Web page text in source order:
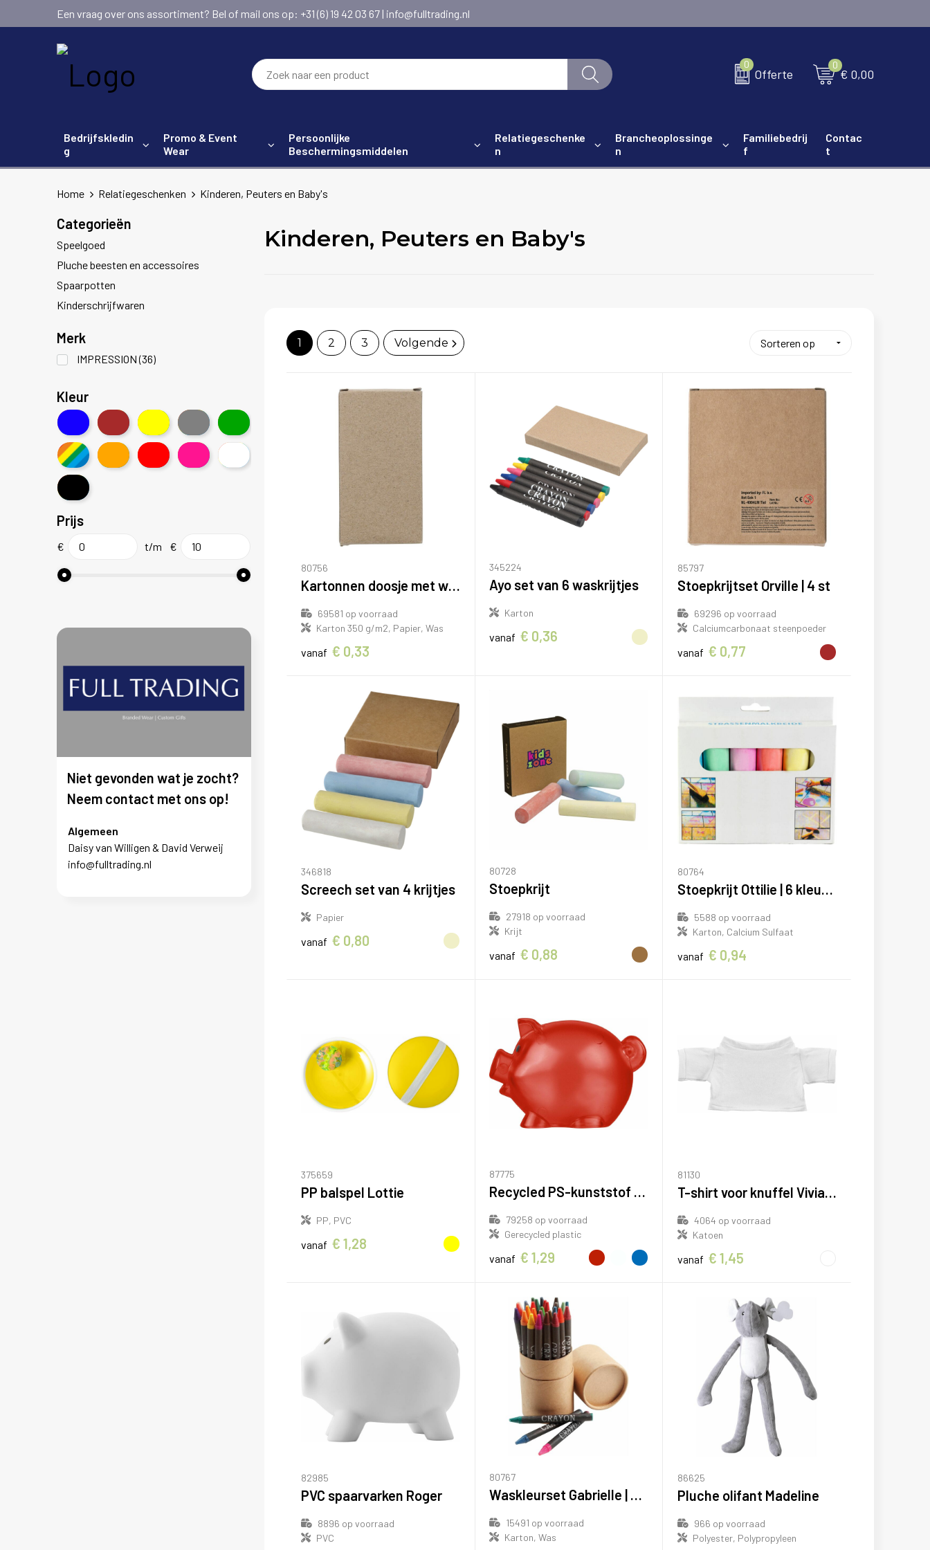
Een vraag over ons assortiment? Bel of mail ons op: +31 (6) 19 42 03 67 | info@fulltrading.nl
0
Offerte
0
€ 0,00
Bedrijfskledin
g
Promo & Event
Wear
Persoonlijke
Beschermingsmiddelen
Relatiegeschenke
n
Brancheoplossinge
n
Familiebedrij
f
Contac
t
Home Relatiegeschenken Kinderen, Peuters en Baby's
Categorieën
Speelgoed
Pluche beesten en accessoires
Spaarpotten
Kinderschrijfwaren
Merk
IMPRESSION (36)
Kleur
Prijs
€ t/m €
Niet gevonden wat je zocht?
Neem contact met ons op!
Algemeen
Daisy van Willigen & David Verweij
info@fulltrading.nl
Kinderen, Peuters en Baby's
1 2 3 Volgende
80756
Kartonnen doosje met waskrijt Selena
69581 op voorraad
Karton 350 g/m2, Papier, Was
vanaf € 0,33
345224
Ayo set van 6 waskrijtjes
Karton
vanaf € 0,36
85797
Stoepkrijtset Orville | 4 st
69296 op voorraad
Calciumcarbonaat steenpoeder
vanaf € 0,77
346818
Screech set van 4 krijtjes
Papier
vanaf € 0,80
80728
Stoepkrijt
27918 op voorraad
Krijt
vanaf € 0,88
80764
Stoepkrijt Ottilie | 6 kleuren
5588 op voorraad
Karton, Calcium Sulfaat
vanaf € 0,94
375659
PP balspel Lottie
PP, PVC
vanaf € 1,28
87775
Recycled PS-kunststof spaarvarken Vivi
79258 op voorraad
Gerecycled plastic
vanaf € 1,29
81130
T-shirt voor knuffel Viviana | Katoen
4064 op voorraad
Katoen
vanaf € 1,45
82985
PVC spaarvarken Roger
8896 op voorraad
PVC
80767
Waskleurset Gabrielle | Kartonnen koker
15491 op voorraad
Karton, Was
86625
Pluche olifant Madeline
966 op voorraad
Polyester, Polypropyleen